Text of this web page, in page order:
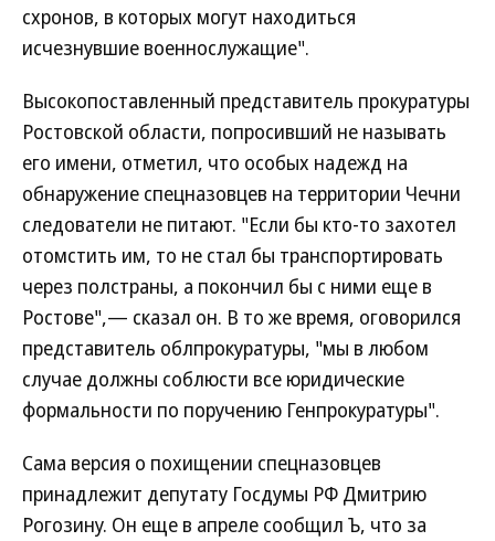
схронов, в которых могут находиться
исчезнувшие военнослужащие".
Высокопоставленный представитель прокуратуры
Ростовской области, попросивший не называть
его имени, отметил, что особых надежд на
обнаружение спецназовцев на территории Чечни
следователи не питают. "Если бы кто-то захотел
отомстить им, то не стал бы транспортировать
через полстраны, а покончил бы с ними еще в
Ростове",— сказал он. В то же время, оговорился
представитель облпрокуратуры, "мы в любом
случае должны соблюсти все юридические
формальности по поручению Генпрокуратуры".
Сама версия о похищении спецназовцев
принадлежит депутату Госдумы РФ Дмитрию
Рогозину. Он еще в апреле сообщил Ъ, что за